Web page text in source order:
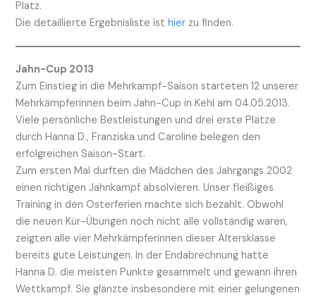
Platz.
Die detaillierte Ergebnisliste isthier zu finden.
Jahn-Cup 2013
Zum Einstieg in die Mehrkampf-Saison starteten 12 unserer
Mehrkämpferinnen beim Jahn-Cup in Kehl am 04.05.2013.
Viele persönliche Bestleistungen und drei erste Plätze
durch Hanna D., Franziska und Caroline belegen den
erfolgreichen Saison-Start.
Zum ersten Mal durften die Mädchen des Jahrgangs 2002
einen richtigen Jahnkampf absolvieren. Unser fleißiges
Training in den Osterferien machte sich bezahlt. Obwohl
die neuen Kür-Übungen noch nicht alle vollständig waren,
zeigten alle vier Mehrkämpferinnen dieser Altersklasse
bereits gute Leistungen. In der Endabrechnung hatte
Hanna D. die meisten Punkte gesammelt und gewann ihren
Wettkampf. Sie glänzte insbesondere mit einer gelungenen